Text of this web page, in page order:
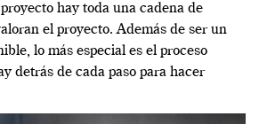
hay toda una cadena de
el proyecto. Además de ser un
lo más especial es el proceso
detrás de cada paso para hacer